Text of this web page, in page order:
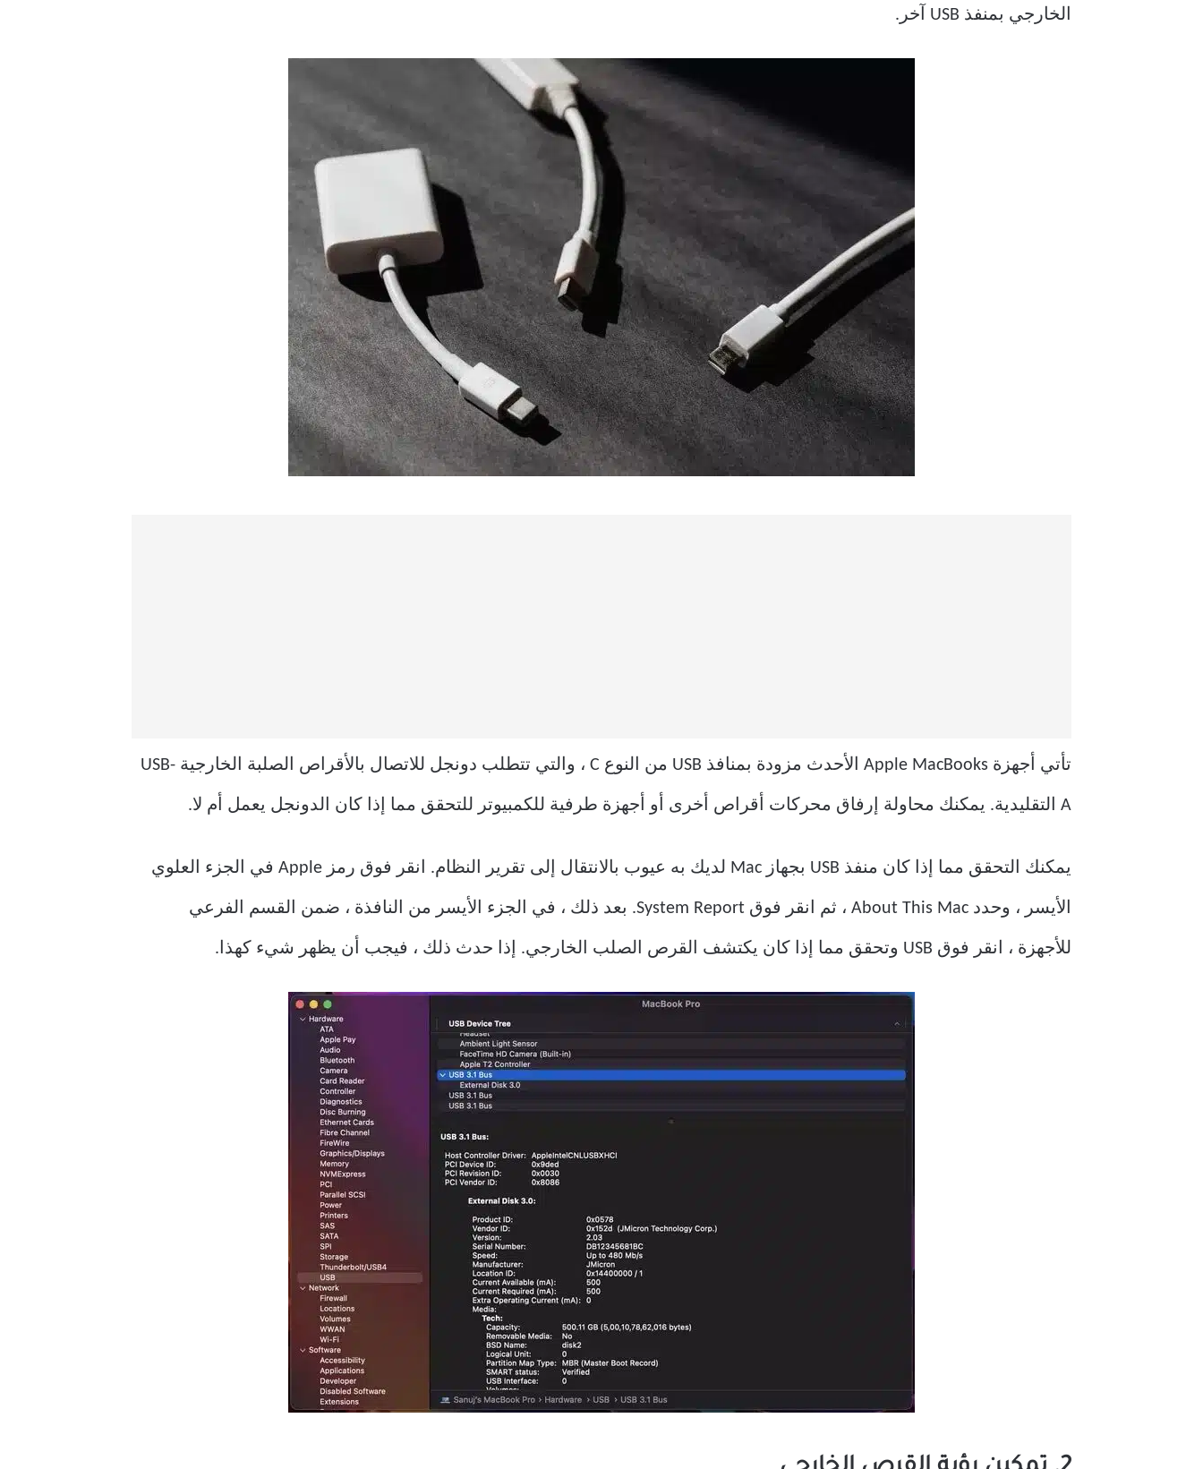
الخارجي بمنفذ USB آخر.
تأتي أجهزة Apple MacBooks الأحدث مزودة بمنافذ USB من النوع C ، والتي تتطلب دونجل للاتصال بالأقراص الصلبة الخارجية USB-
A التقليدية. يمكنك محاولة إرفاق محركات أقراص أخرى أو أجهزة طرفية للكمبيوتر للتحقق مما إذا كان الدونجل يعمل أم لا.
يمكنك التحقق مما إذا كان منفذ USB بجهاز Mac لديك به عيوب بالانتقال إلى تقرير النظام. انقر فوق رمز Apple في الجزء العلوي
الأيسر ، وحدد About This Mac ، ثم انقر فوق System Report. بعد ذلك ، في الجزء الأيسر من النافذة ، ضمن القسم الفرعي
للأجهزة ، انقر فوق USB وتحقق مما إذا كان يكتشف القرص الصلب الخارجي. إذا حدث ذلك ، فيجب أن يظهر شيء كهذا.